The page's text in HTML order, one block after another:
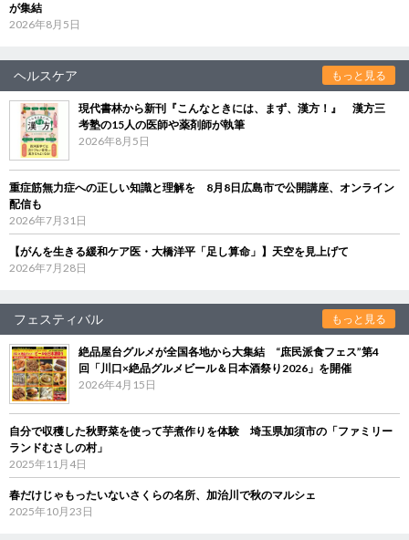
が集結
2026年8月5日
ヘルスケア もっと見る
現代書林から新刊『こんなときには、まず、漢方！』 漢方三
考塾の15人の医師や薬剤師が執筆
2026年8月5日
重症筋無力症への正しい知識と理解を 8月8日広島市で公開講座、オンライン
配信も
2026年7月31日
【がんを生きる緩和ケア医・大橋洋平「足し算命」】天空を見上げて
2026年7月28日
フェスティバル もっと見る
絶品屋台グルメが全国各地から大集結 “庶民派食フェス”第4
回「川口×絶品グルメビール＆日本酒祭り2026」を開催
2026年4月15日
自分で収穫した秋野菜を使って芋煮作りを体験 埼玉県加須市の「ファミリー
ランドむさしの村」
2025年11月4日
春だけじゃもったいないさくらの名所、加治川で秋のマルシェ
2025年10月23日